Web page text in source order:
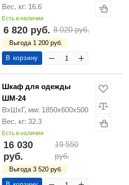
Вес, кг: 16.6
Есть в наличии
6 820 руб. 8 020 руб.
Выгода 1 200 руб.
В корзину
Шкаф для одежды
ШМ-24
ВхШхГ, мм: 1850х600х500
Вес, кг: 32.3
Есть в наличии
16 030
руб.
19 550
руб.
Выгода 3 520 руб.